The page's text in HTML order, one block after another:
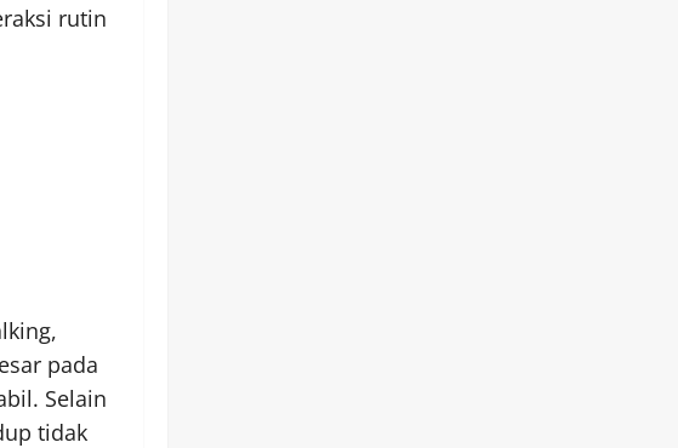
rutin
pada
Selain
tidak